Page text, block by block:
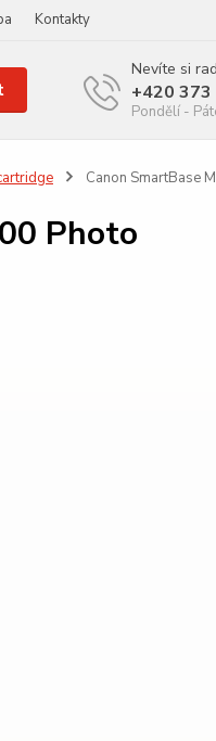
Kontakty
Nevíte si
+420
Pondělí -
Canon SmartBase
Photo